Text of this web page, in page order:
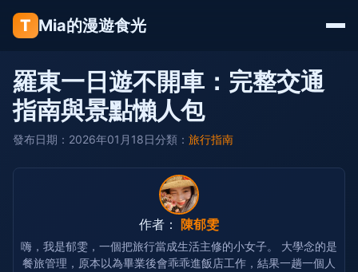
T Mia的漫遊食光
羅東一日遊不開車：完整交通
指南與景點懶人包
發布日期：2026年01月18日分類： 旅行指南
作者： 陳郁雯
嗨，我是郁雯，一個把旅行當成生活主修的小女子。 大學念的是
餐旅管理，原本以為畢業後會乖乖進飯店工作，結果一趟一個人